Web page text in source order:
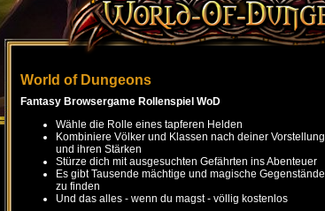
World of Dungeons
Fantasy Browsergame Rollenspiel WoD
Wähle die Rolle eines tapferen Helden
Kombiniere Völker und Klassen nach deiner Vorstellung
und ihren Stärken
Stürze dich mit ausgesuchten Gefährten ins Abenteuer
Es gibt Tausende mächtige und magische Gegenstände
zu finden
Und das alles - wenn du magst - völlig kostenlos